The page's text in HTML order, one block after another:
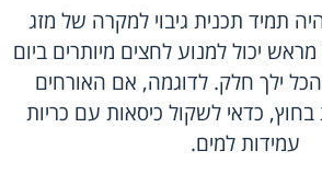
תמיד תכנית גיבוי למקרה של מזג
מראש יכול למנוע לחצים מיותרים ביום
ילך חלק. לדוגמה, אם האורחים
בחוץ, כדאי לשקול כיסאות עם כריות
עמידות למים.